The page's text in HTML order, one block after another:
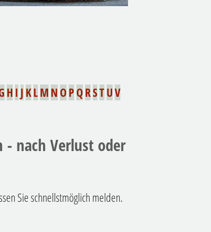
H I JKLMNOPQRSTUV
- nach Verlust oder
Sie schnellstmöglich melden.